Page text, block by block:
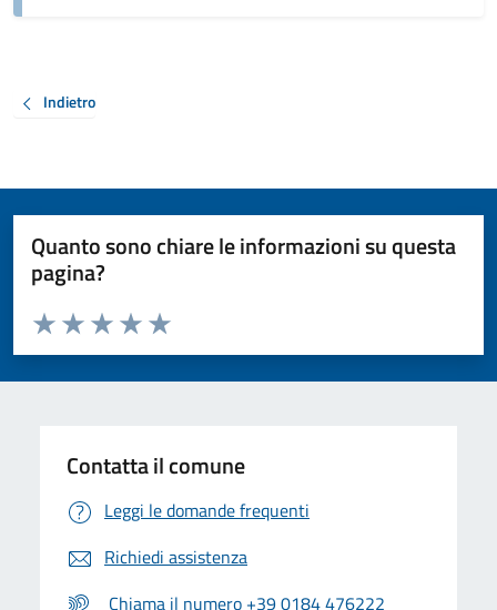
Indietro
Quanto sono chiare le informazioni su questa
pagina?
Valuta da 1 a 5 stelle la pagina
Valuta 5 stelle su 5
Valuta 4 stelle su 5
Valuta 3 stelle su 5
Valuta 2 stelle su 5
Valuta 1 stelle su 5
Contatta il comune
Leggi le domande frequenti
Richiedi assistenza
Chiama il numero +39 0184 476222